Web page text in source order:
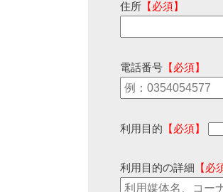
住所 【必須】
電話番号 【必須】
利用目的 【必須】
利用目的の詳細 【必